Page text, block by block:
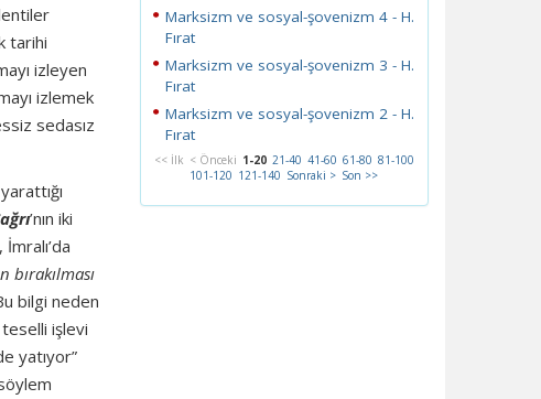
tarihi
izleyen
izlemek
sedasız
’nın iki
bilgi neden
teselli işlevi
yatıyor”
Marksizm ve sosyal-şovenizm 4 - H.
Fırat
Marksizm ve sosyal-şovenizm 3 - H.
Fırat
Marksizm ve sosyal-şovenizm 2 - H.
Fırat
<< İlk < Önceki 1-20 21-40 41-60 61-80 81-100
101-120 121-140 Sonraki > Son >>